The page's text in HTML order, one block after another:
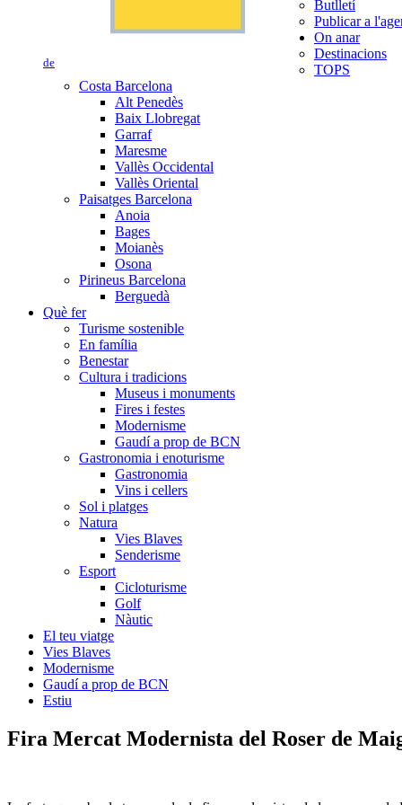
de
Butlletí
Publicar a
On anar
Destinacions
TOPS
Costa Barcelona
Alt Penedès
Baix Llobregat
Garraf
Maresme
Vallès Occidental
Vallès Oriental
Paisatges Barcelona
Anoia
Bages
Moianès
Osona
Pirineus Barcelona
Berguedà
Què fer
Turisme sostenible
En família
Benestar
Cultura i tradicions
Museus i monuments
Fires i festes
Modernisme
Gaudí a prop de BCN
Gastronomia i enoturisme
Gastronomia
Vins i cellers
Sol i platges
Natura
Vies Blaves
Senderisme
Esport
Cicloturisme
Golf
Nàutic
El teu viatge
Vies Blaves
Modernisme
Gaudí a prop de BCN
Estiu
Fira Mercat Modernista del Roser de